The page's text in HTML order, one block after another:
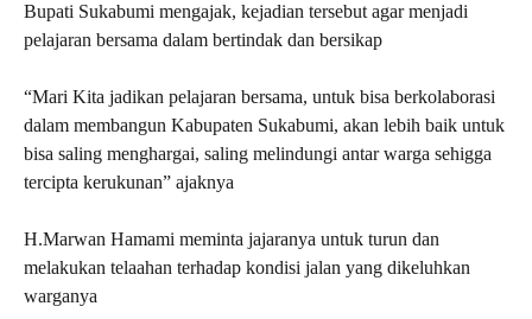
Bupati Sukabumi mengajak, kejadian tersebut agar menjadi
pelajaran bersama dalam bertindak dan bersikap
“Mari Kita jadikan pelajaran bersama, untuk bisa berkolaborasi
dalam membangun Kabupaten Sukabumi, akan lebih baik untuk
bisa saling menghargai, saling melindungi antar warga sehigga
tercipta kerukunan” ajaknya
H.Marwan Hamami meminta jajaranya untuk turun dan
melakukan telaahan terhadap kondisi jalan yang dikeluhkan
warganya